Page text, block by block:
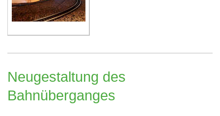
Neugestaltung des
Bahnüberganges